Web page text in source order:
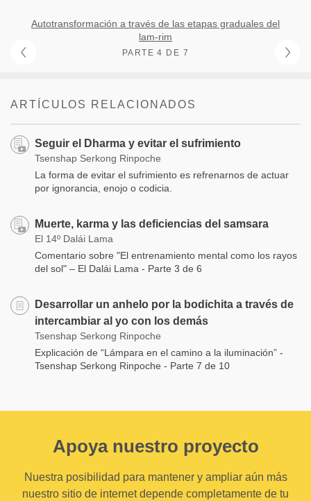
Autotransformación a través de las etapas graduales del
lam-rim
PARTE 4 DE 7
ARTÍCULOS RELACIONADOS
Seguir el Dharma y evitar el sufrimiento
Tsenshap Serkong Rinpoche
La forma de evitar el sufrimiento es refrenarnos de actuar
por ignorancia, enojo o codicia.
Muerte, karma y las deficiencias del samsara
El 14º Dalái Lama
Comentario sobre "El entrenamiento mental como los rayos
del sol" – El Dalái Lama - Parte 3 de 6
Desarrollar un anhelo por la bodichita a través de
intercambiar al yo con los demás
Tsenshap Serkong Rinpoche
Explicación de “Lámpara en el camino a la iluminación” -
Tsenshap Serkong Rinpoche - Parte 7 de 10
Apoya nuestro proyecto
Nuestra posibilidad para mantener y ampliar aún más
nuestro sitio de internet depende completamente de tu